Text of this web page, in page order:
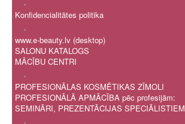
.
Konfidencialitātes politika
.
www.e-beauty.lv (desktop)
SALONU KATALOGS
MĀCĪBU CENTRI
.
PROFESIONĀLAS KOSMĒTIKAS ZĪMOLI
PROFESIONĀLĀ APMĀCĪBA pēc profesijām:
SEMINĀRI, PREZENTĀCIJAS SPECIĀLISTIEM
.